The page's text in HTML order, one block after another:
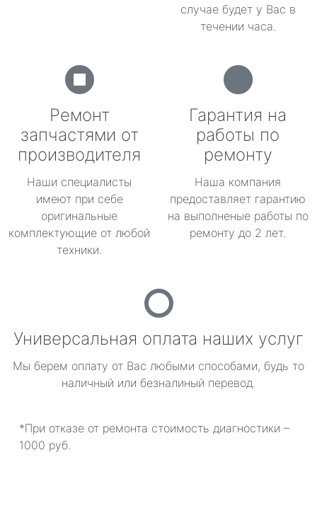
случае будет у Вас в
течении часа.
Ремонт
запчастями от
производителя
Наши специалисты
имеют при себе
оригинальные
комплектующие от любой
техники.
Гарантия на
работы по
ремонту
Наша компания
предоставляет гарантию
на выполненые работы по
ремонту до 2 лет.
Универсальная оплата наших услуг
Мы берем оплату от Вас любыми способами, будь то
наличный или безналиный перевод.
*При отказе от ремонта стоимость диагностики –
1000 руб.